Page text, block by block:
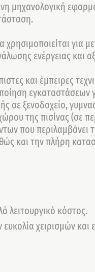
μηχανολογική
ενέργειας και
και έμπειρες
εγκαταστάσεων
σε ξενοδοχείο,
της πισίνας (σε
που περιλαμβάνει
και την πλήρη
λειτουργικό κόστος.
χειρισμών